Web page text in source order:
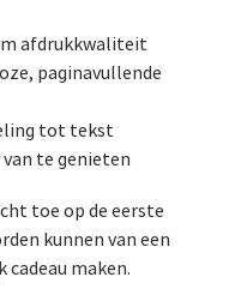
afdrukkwaliteit
paginavullende
tot tekst
van te genieten
toe op de eerste
kunnen van een
maken.